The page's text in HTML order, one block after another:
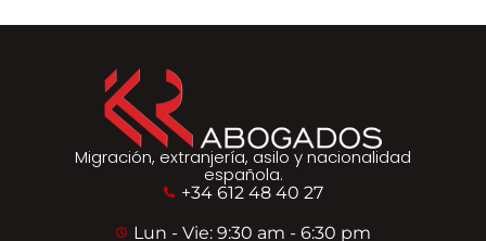
Migración, extranjería, asilo y nacionalidad
española.
+34 612 48 40 27
Lun - Vie: 9:30 am - 6:30 pm